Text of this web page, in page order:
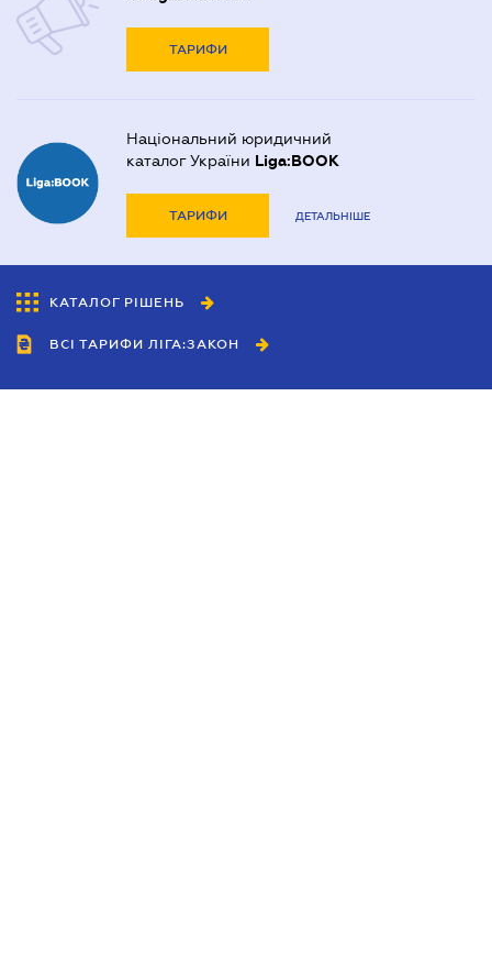
ТАРИФИ
Національний юридичний
каталог України Liga:BOOK
ТАРИФИ ДЕТАЛЬНІШЕ
КАТАЛОГ РІШЕНЬ
ВСІ ТАРИФИ ЛІГА:ЗАКОН